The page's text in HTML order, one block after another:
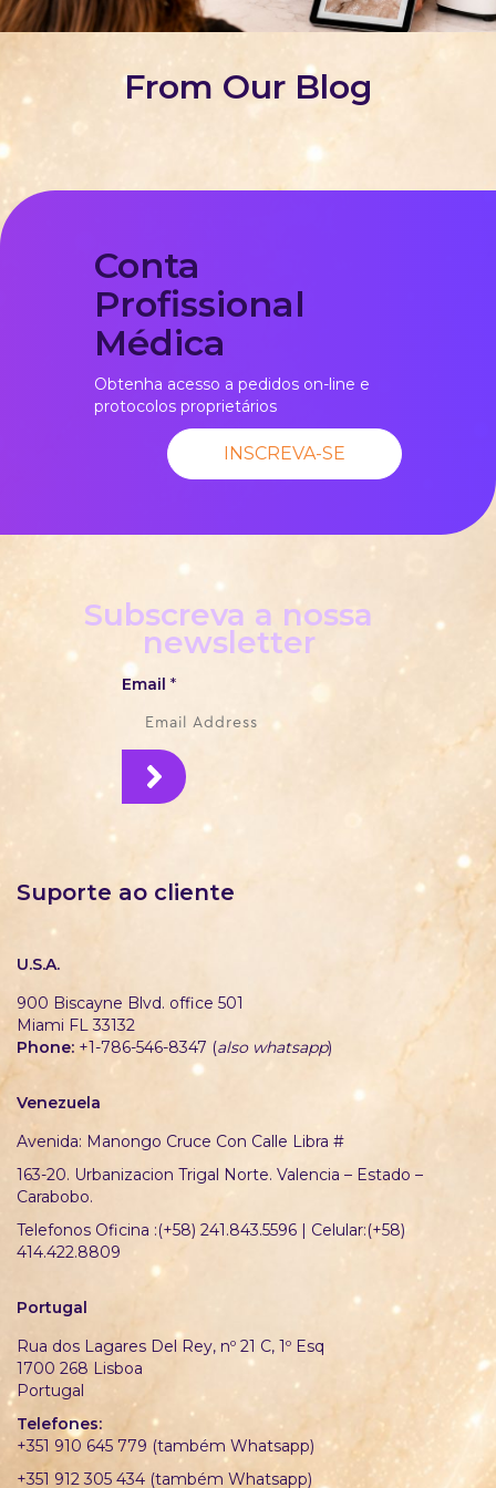
From Our Blog
Conta
Profissional
Médica
Obtenha acesso a pedidos on-line e
protocolos proprietários
INSCREVA-SE
Subscreva a nossa
newsletter
Email *
Suporte ao cliente
U.S.A.
900 Biscayne Blvd. office 501
Miami FL 33132
Phone: +1-786-546-8347 (also whatsapp)
Venezuela
Avenida: Manongo Cruce Con Calle Libra #
163-20. Urbanizacion Trigal Norte. Valencia – Estado –
Carabobo.
Telefonos Oficina :(+58) 241.843.5596 | Celular:(+58)
414.422.8809
Portugal
Rua dos Lagares Del Rey, nº 21 C, 1º Esq
1700 268 Lisboa
Portugal
Telefones:
+351 910 645 779 (também Whatsapp)
+351 912 305 434 (também Whatsapp)